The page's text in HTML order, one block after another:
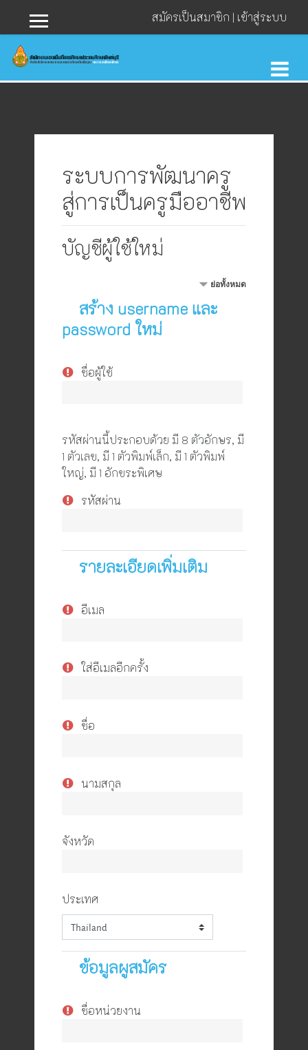
Side panel สมัครเป็นสมาชิก | เข้าสู่ระบบ
ระบบการพัฒนาครู
สู่การเป็นครูมืออาชีพ
บัญชีผู้ใช้ใหม่
ย่อทั้งหมด
สร้าง username และ
password ใหม่
ชื่อผู้ใช้
รหัสผ่านนี้ประกอบด้วย มี 8 ตัวอักษร, มี
1 ตัวเลข, มี 1 ตัวพิมพ์เล็ก, มี 1 ตัวพิมพ์
ใหญ่, มี 1 อักขระพิเศษ
รหัสผ่าน
รายละเอียดเพิ่มเติม
อีเมล
ใส่อีเมลอีกครั้ง
ชื่อ
นามสกุล
จังหวัด
ประเทศ
ข้อมูลผูสมัคร
ชื่อหน่วยงาน